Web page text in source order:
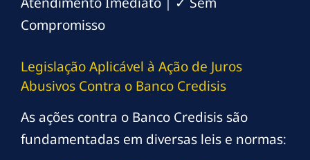
Compromisso
Legislação Aplicável à Ação de Juros
Abusivos Contra o Banco Credisis
As ações contra o Banco Credisis são
fundamentadas em diversas leis e normas: